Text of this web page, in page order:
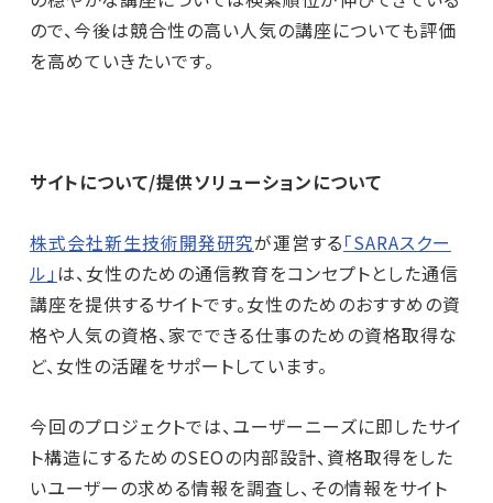
ので、今後は競合性の高い人気の講座についても評価
を高めていきたいです。
サイトについて/提供ソリューションについて
株式会社新生技術開発研究が運営する「SARAスクー
ル」は、女性のための通信教育をコンセプトとした通信
講座を提供するサイトです。女性のためのおすすめの資
格や人気の資格、家でできる仕事のための資格取得な
ど、女性の活躍をサポートしています。
今回のプロジェクトでは、ユーザーニーズに即したサイ
ト構造にするためのSEOの内部設計、資格取得をした
いユーザーの求める情報を調査し、その情報をサイト